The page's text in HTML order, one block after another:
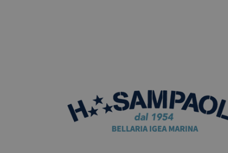
_ga_030W9L6VP8